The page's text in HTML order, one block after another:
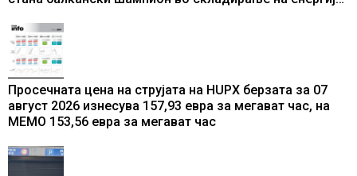
Просечната цена на струјата на HUPX берзата за 07
август 2026 изнесува 157,93 евра за мегават час, на
МЕМО 153,56 евра за мегават час